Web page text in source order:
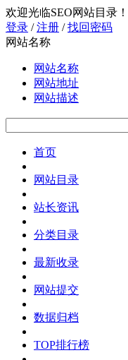
欢迎光临SEO网站目录！
登录 /注册 /找回密码
网站名称
网站名称
网站地址
网站描述
首页
网站目录
站长资讯
分类目录
最新收录
网站提交
数据归档
TOP排行榜